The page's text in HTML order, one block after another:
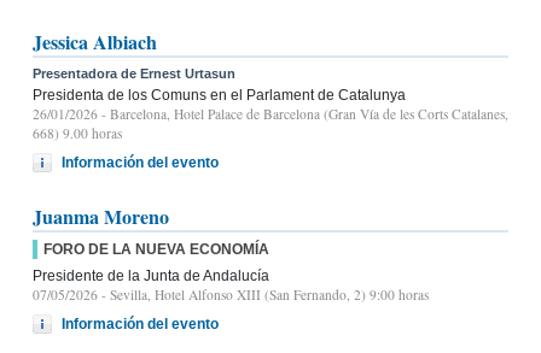
Jessica Albiach
Presentadora de Ernest Urtasun
Presidenta de los Comuns en el Parlament de Catalunya
26/01/2026 - Barcelona, Hotel Palace de Barcelona (Gran Vía de les Corts Catalanes,
668) 9.00 horas
Información del evento
Juanma Moreno
FORO DE LA NUEVA ECONOMÍA
Presidente de la Junta de Andalucía
07/05/2026 - Sevilla, Hotel Alfonso XIII (San Fernando, 2) 9:00 horas
Información del evento